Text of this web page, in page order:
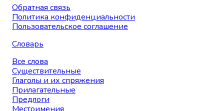
Обратная связь
Политика конфиденциальности
Пользовательское соглашение
Словарь
Все слова
Существительные
Глаголы и их спряжения
Прилагательные
Предлоги